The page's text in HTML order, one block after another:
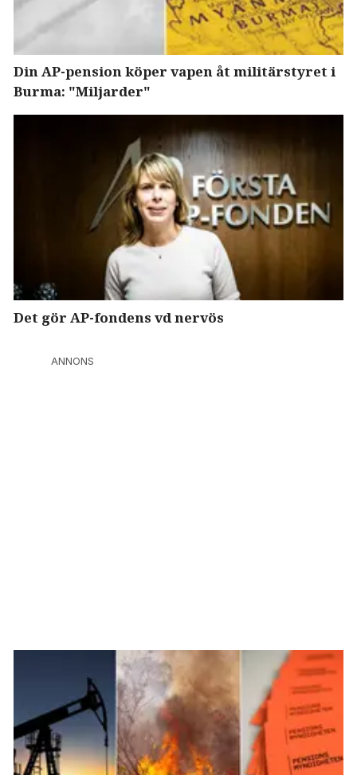
Din AP-pension köper vapen åt militärstyret i
Burma: "Miljarder"
Det gör AP-fondens vd nervös
ANNONS